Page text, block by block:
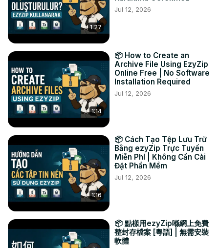
fichiers individuels pour les enregistrer dans le dossier de
destination sélectionné.
3.OPTIONNEL : Cliquez sur le bouton bleu "Aperçu" pour
ouvrir directement dans le navigateur. Cette option n'est
disponible que pour certains types de fichiers.
#extrac #kmz
TWITTER :
https://twitter.com/ezyZip
FACEBOOK : https://www.facebook.com/ezyzip/
1:27
Jul 12, 2026
1:14
📦 How to Create an
Archive File Using EzyZip
Online Free | No Software
Installation Required
Jul 12, 2026
1:16
📦 Cách Tạo Tệp Lưu Trữ
Bằng ezyZip Trực Tuyến
Miễn Phí | Không Cần Cài
Đặt Phần Mềm
Jul 12, 2026
📦 點樣用ezyZip喺網上免費
整封存檔案 [粵語] | 無需安裝
軟體